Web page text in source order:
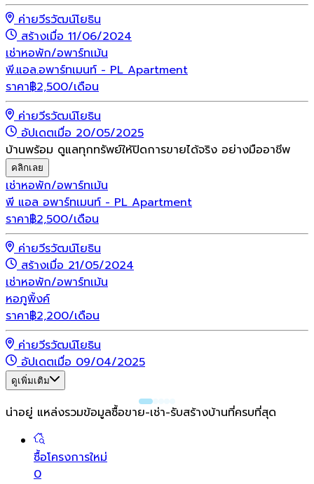
ค่ายวีรวัฒน์โยธิน
สร้างเมื่อ 11/06/2024
เช่าหอพัก/อพาร์ทเม้น
พี.แอล.อพาร์ทเมนท์ - PL Apartment
ราคา฿2,500/เดือน
ค่ายวีรวัฒน์โยธิน
อัปเดตเมื่อ 20/05/2025
บ้านพร้อม ดูแลทุกทรัพย์ให้ปิดการขายได้จริง อย่างมืออาชีพ
คลิกเลย
เช่าหอพัก/อพาร์ทเม้น
พี แอล อพาร์ทเมนท์ - PL Apartment
ราคา฿2,500/เดือน
ค่ายวีรวัฒน์โยธิน
สร้างเมื่อ 21/05/2024
เช่าหอพัก/อพาร์ทเม้น
หอภูพิ้งค์
ราคา฿2,200/เดือน
ค่ายวีรวัฒน์โยธิน
อัปเดตเมื่อ 09/04/2025
ดูเพิ่มเติม
น่าอยู่ แหล่งรวมข้อมูลซื้อขาย-เช่า-รับสร้างบ้านที่ครบที่สุด
ซื้อโครงการใหม่
0